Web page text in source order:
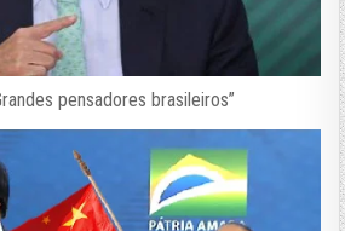
pensadores brasileiros”